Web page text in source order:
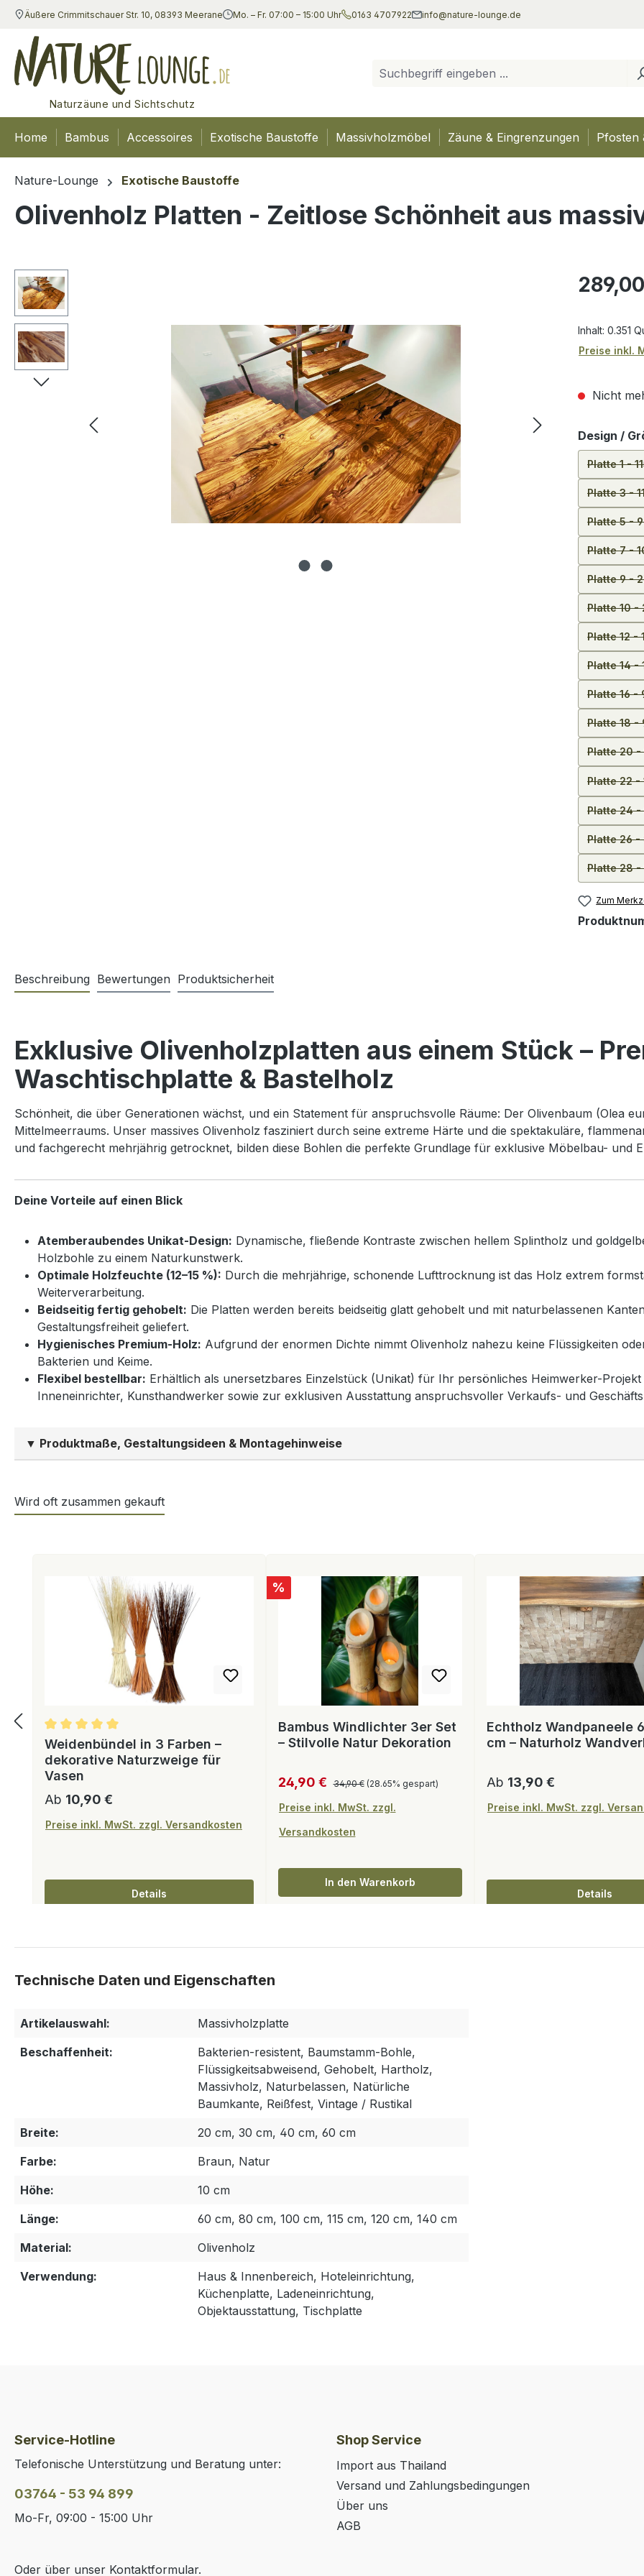
Hauptinhalt springen
Zur Suche springen
Zur Hauptnavigation springen
Äußere Crimmitschauer Str. 10, 08393 Meerane Mo. – Fr. 07:00 – 15:00 Uhr 0163 4707922 info@nature-lounge.de
Naturzäune und Sichtschutz
Home Bambus Accessoires Exotische Baustoffe Massivholzmöbel Zäune & Eingrenzungen Pfosten
Nature-Lounge Exotische Baustoffe
Olivenholz Platten - Zeitlose Schönheit aus
Bildergalerie überspringen Regulärer
Inhalt: 0.351
Preise inkl.
Nicht
Design /
Platte 1 -
Platte 3 -
Platte 5 -
Platte 7 -
Platte 9 -
Platte 10 -
Platte 12 -
Platte 14 -
Platte 16 -
Platte 18 -
Platte 20 -
Platte 22 -
Platte 24 -
Platte 26 -
Platte 28 -
Zum
Beschreibung Bewertungen Produktsicherheit
Exklusive Olivenholzplatten aus einem Stück –
Waschtischplatte & Bastelholz
Schönheit, die über Generationen wächst, und ein Statement für anspruchsvolle Räume: Der Olivenbaum (Olea
Mittelmeerraums. Unser massives Olivenholz fasziniert durch seine extreme Härte und die spektakuläre,
und fachgerecht mehrjährig getrocknet, bilden diese Bohlen die perfekte Grundlage für exklusive Möbelbau- und
Deine Vorteile auf einen Blick
Atemberaubendes Unikat-Design: Dynamische, fließende Kontraste zwischen hellem Splintholz und
Holzbohle zu einem Naturkunstwerk.
Optimale Holzfeuchte (12–15 %): Durch die mehrjährige, schonende Lufttrocknung ist das Holz extrem
Weiterverarbeitung.
Beidseitig fertig gehobelt: Die Platten werden bereits beidseitig glatt gehobelt und mit naturbelassenen
Gestaltungsfreiheit geliefert.
Hygienisches Premium-Holz: Aufgrund der enormen Dichte nimmt Olivenholz nahezu keine Flüssigkeiten
Bakterien und Keime.
Flexibel bestellbar: Erhältlich als unersetzbares Einzelstück (Unikat) für Ihr persönliches Heimwerker-
Inneneinrichter, Kunsthandwerker sowie zur exklusiven Ausstattung anspruchsvoller Verkaufs- und
▼ Produktmaße, Gestaltungsideen & Montagehinweise
Wird oft zusammen gekauft
Weidenbündel in 3 Farben –
dekorative Naturzweige für
Vasen
Regulärer Preis:
Ab 10,90 €
Preise inkl. MwSt. zzgl. Versandkosten
Details
Rabatt
%
Bambus Windlichter 3er Set
– Stilvolle Natur Dekoration
Verkaufspreis:
24,90 € Regulärer Preis:
34,90 € (28.65% gespart)
Preise inkl. MwSt. zzgl.
Versandkosten
In den Warenkorb
Echtholz Wandpaneele
cm – Naturholz
Regulärer Preis:
Ab 13,90 €
Preise inkl. MwSt. zzgl.
Details
Artikelauswahl:
Massivholzplatte
Beschaffenheit:
Bakterien-resistent, Baumstamm-Bohle,
Flüssigkeitsabweisend, Gehobelt, Hartholz,
Massivholz, Naturbelassen, Natürliche
Baumkante, Reißfest, Vintage / Rustikal
Breite:
20 cm, 30 cm, 40 cm, 60 cm
Farbe:
Braun, Natur
Höhe:
10 cm
Länge:
60 cm, 80 cm, 100 cm, 115 cm, 120 cm, 140 cm
Material:
Olivenholz
Verwendung:
Haus & Innenbereich, Hoteleinrichtung,
Küchenplatte, Ladeneinrichtung,
Objektausstattung, Tischplatte
Service-Hotline
Telefonische Unterstützung und Beratung unter:
03764 - 53 94 899
Mo-Fr, 09:00 - 15:00 Uhr
Oder über unser Kontaktformular.
Shop Service
Import aus Thailand
Versand und Zahlungsbedingungen
Über uns
AGB